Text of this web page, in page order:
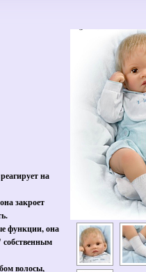
на
закроет
функции, она
волосы,